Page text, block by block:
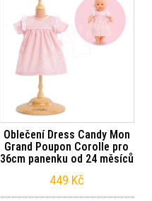
Oblečení Dress Candy Mon
Grand Poupon Corolle pro
36cm panenku od 24 měsíců
449 Kč